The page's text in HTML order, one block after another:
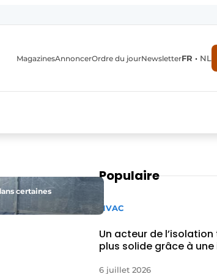
MagazinesAnnoncerOrdre du jourNewsletterFR • NL
certaines
Populaire
HVAC
Un acteur de
plus solide grâce à
6 juillet 2026